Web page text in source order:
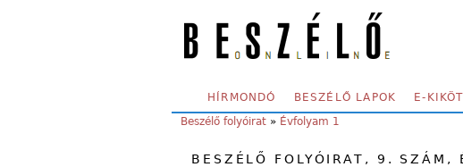
SECONDARY MENU
HÍRMONDÓ BESZÉLŐ LAPOK E-
YOU ARE HERE:
Beszélő folyóirat » Évfolyam 1
BESZÉLŐ FOLYÓIRAT, 9. SZÁM,